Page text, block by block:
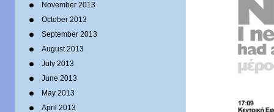
November 2013
October 2013
September 2013
August 2013
July 2013
June 2013
May 2013
April 2013